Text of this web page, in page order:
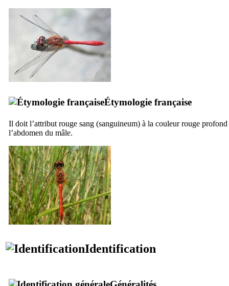
Étymologie française
Il doit l’attribut rouge sang (sanguineum) à la couleur rouge profond
l’abdomen du mâle.
Identification